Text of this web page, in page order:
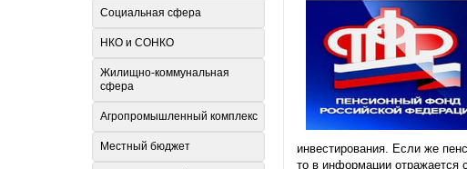
инвестирования. Если же
то в информации
Социальная сфера
НКО и СОНКО
Жилищно-коммунальная
сфера
Агропромышленный комплекс
Местный бюджет